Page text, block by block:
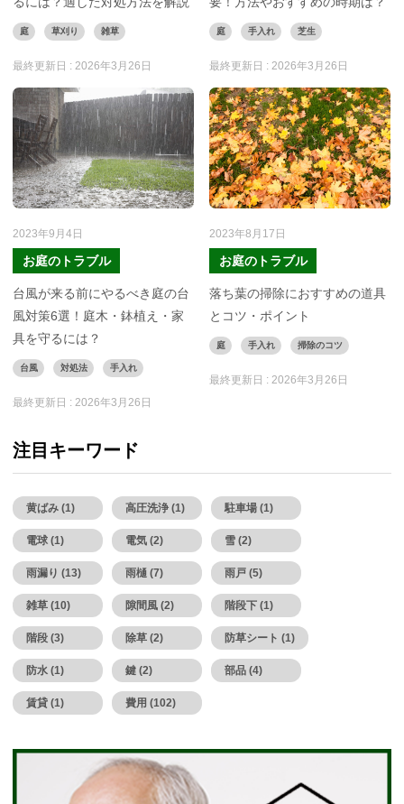
庭 草刈り 雑草
最終更新日 : 2026年3月26日
庭 手入れ 芝生
最終更新日 :2026年3月26日
2023年9月4日
お庭のトラブル
台風が来る前にやるべき庭の台
風対策6選！庭木・鉢植え・家
具を守るには？
台風 対処法 手入れ
最終更新日 : 2026年3月26日
2023年8月17日
お庭のトラブル
落ち葉の掃除におすすめの道具
とコツ・ポイント
庭 手入れ 掃除のコツ
最終更新日 :2026年3月26日
注目キーワード
黄ばみ (1) 高圧洗浄 (1) 駐車場 (1)
電球 (1) 電気 (2) 雪 (2)
雨漏り (13) 雨樋 (7) 雨戸 (5)
雑草 (10) 隙間風 (2) 階段下 (1)
階段 (3) 除草 (2) 防草シート (1)
防水 (1) 鍵 (2) 部品 (4)
賃貸 (1) 費用 (102)